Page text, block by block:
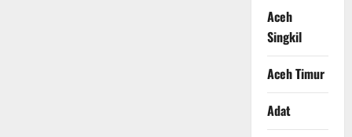
Aceh
Singkil
Aceh Timur
Adat